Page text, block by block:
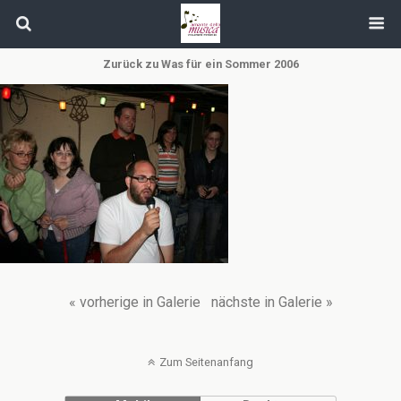
Zurück zu Was für ein Sommer 2006
« vorherige in Galerie nächste in Galerie »
Zum Seitenanfang